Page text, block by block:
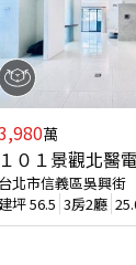
萬
１０１景觀北醫
台北市信義區吳興街
建坪56.5 3房2廳